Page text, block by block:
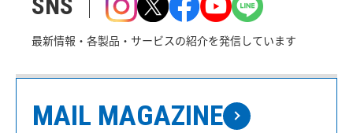
SNS
最新情報・各製品・サービスの紹介を発信しています
MAIL MAGAZINE